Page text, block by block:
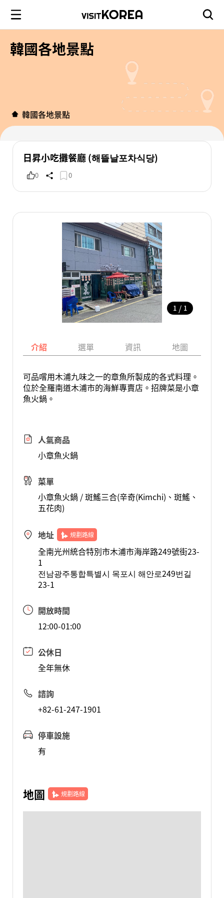
韓國各地景點
韓國各地景點
日昇小吃攤餐廳 (해뜰날포차식당)
0 0
1 / 1
介紹 選單 資訊 地圖
可品嚐用木浦九味之一的章魚所製成的各式料理。
位於全羅南道木浦市的海鮮專賣店。招牌菜是小章
魚火鍋。
人氣商品
小章魚火鍋
菜單
小章魚火鍋 / 斑鰩三合(辛奇(Kimchi)、斑鰩、
五花肉)
地址 規劃路線
全南光州統合特別市木浦市海岸路249號街23-
1
전남광주통합특별시 목포시 해안로249번길
23-1
開放時間
12:00-01:00
公休日
全年無休
諮詢
+82-61-247-1901
停車設施
有
地圖 規劃路線